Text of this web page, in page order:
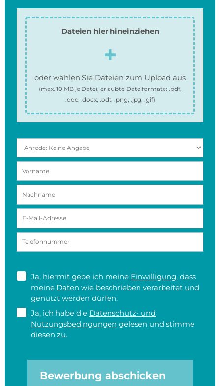
Dateien hier hineinziehen
oder wählen Sie Dateien zum Upload aus
(max. 10 MBje Datei, erlaubte Dateiformate: .pdf,
.doc, .docx, .odt, .png, .jpg, .gif)
Ja, hiermit gebe ich meine Einwilligung, dass
meine Daten wie beschrieben verarbeitet und
genutzt werden dürfen.
Ja, ich habe die Datenschutz- und
Nutzungsbedingungen gelesen und stimme
diesen zu.
Bewerbung abschicken